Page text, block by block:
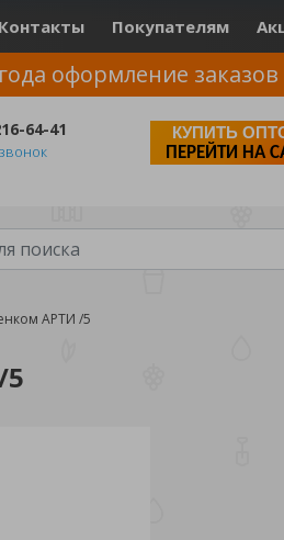
Контакты Покупателям
оформление
64-41
КУПИТЬ
ПЕРЕЙТИ НА
АРТИ /5